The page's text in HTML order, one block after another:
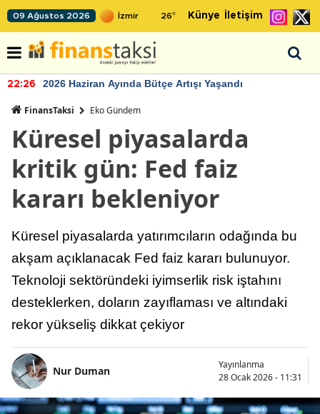
09 Ağustos 2026 26° Künye İletişim
22:26 2026 Haziran Ayında Bütçe Artışı Yaşandı
FinansTaksi Eko Gündem
Küresel piyasalarda
kritik gün: Fed faiz
kararı bekleniyor
Küresel piyasalarda yatırımcıların odağında bu
akşam açıklanacak Fed faiz kararı bulunuyor.
Teknoloji sektöründeki iyimserlik risk iştahını
desteklerken, doların zayıflaması ve altındaki
rekor yükseliş dikkat çekiyor
Nur Duman
Yayınlanma
28 Ocak 2026 - 11:31